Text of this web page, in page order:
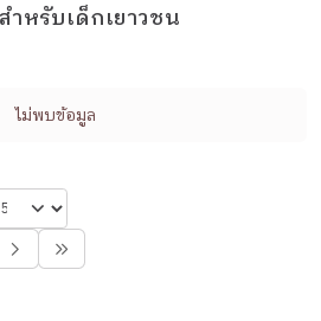
ำหรับเด็กเยาวชน
ไม่พบข้อมูล